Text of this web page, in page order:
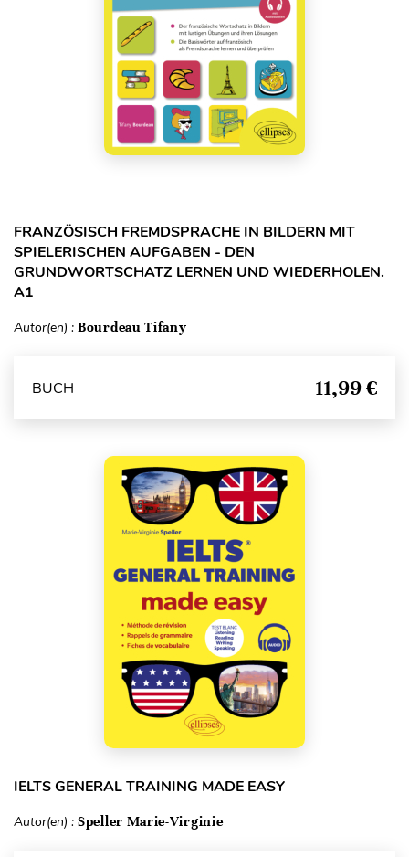
FRANZÖSISCH FREMDSPRACHE IN BILDERN MIT
SPIELERISCHEN AUFGABEN - DEN
GRUNDWORTSCHATZ LERNEN UND WIEDERHOLEN.
A1
Autor(en) : Bourdeau Tifany
BUCH 11,99 €
IELTS GENERAL TRAINING MADE EASY
Autor(en) : Speller Marie-Virginie